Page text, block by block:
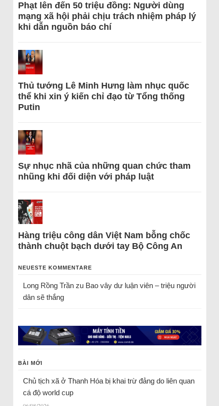
Phạt lên đến 50 triệu đồng: Người dùng
mạng xã hội phải chịu trách nhiệm pháp lý
khi dẫn nguồn báo chí
Thủ tướng Lê Minh Hưng làm nhục quốc
thể khi xin ý kiến chỉ đạo từ Tổng thống
Putin
Sự nhục nhã của những quan chức tham
nhũng khi đối diện với pháp luật
Hàng triệu công dân Việt Nam bỗng chốc
thành chuột bạch dưới tay Bộ Công An
NEUESTE KOMMENTARE
Long Rồng Trầnzu Bao vây dư luận viên – triệu người
dân sẽ thắng
BÀI MỚI
Chủ tịch xã ở Thanh Hóa bị khai trừ đảng do liên quan
cá độ world cup